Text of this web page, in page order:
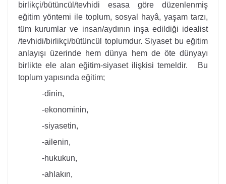
birlikçi/bütüncül/tevhidi esasa göre düzenlenmiş
eğitim yöntemi ile toplum, sosyal hayâ, yaşam tarzı,
tüm kurumlar ve insan/aydının inşa edildiği idealist
/tevhidi/birlikçi/bütüncül toplumdur. Siyaset bu eğitim
anlayışı üzerinde hem dünya hem de öte dünyayı
birlikte ele alan eğitim-siyaset ilişkisi temeldir. Bu
toplum yapısında eğitim;
-dinin,
-ekonominin,
-siyasetin,
-ailenin,
-hukukun,
-ahlakın,